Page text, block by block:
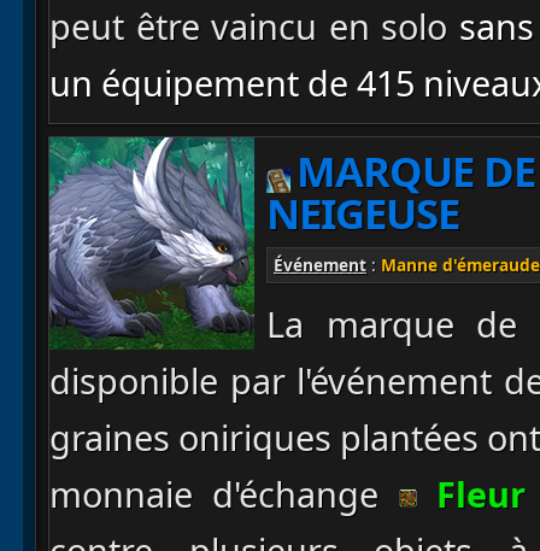
peut être vaincu en solo
un équipement de 415
MARQUE
NEIGEUSE
Événement : Manne d'émeraude
La marque de
disponible par l'événement
graines oniriques plantées
monnaie d'échange
Fleur